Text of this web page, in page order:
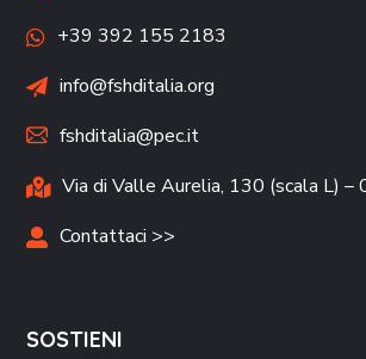
+39 392 155 2183
info@fshditalia.org
fshditalia@pec.it
Via di Valle Aurelia, 130 (scala L) –
Contattaci >>
SOSTIENI